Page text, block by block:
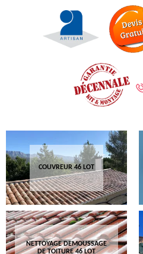
COUVREUR 46 LOT
NETTOYAGE DEMOUSSAGE
DE TOITURE 46 LOT